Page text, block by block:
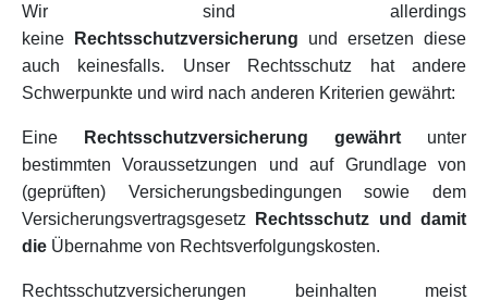
Wir sind allerdings
keine
Rechtsschutzversicherung und ersetzen diese
auch keinesfalls. Unser Rechtsschutz hat andere
Schwerpunkte und wird nach anderen Kriterien gewährt:
Eine Rechtsschutzversicherung gewährt unter
bestimmten Voraussetzungen und auf Grundlage von
(geprüften) Versicherungsbedingungen sowie dem
Versicherungsvertragsgesetz
Rechtsschutz und damit
die Übernahme von Rechtsverfolgungskosten.
Rechtsschutzversicherungen beinhalten meist